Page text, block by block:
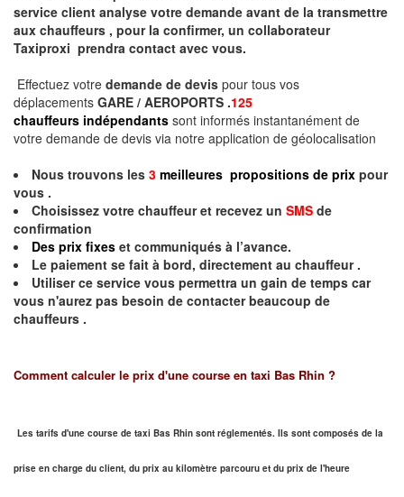
service client analyse votre demande avant de la transmettre
aux chauffeurs , pour la confirmer, un collaborateur
Taxiproxi prendra contact avec vous.
Effectuez votre demande de devis pour tous vos
déplacements GARE / AEROPORTS .125
chauffeurs indépendants sont informés instantanément de
votre demande de devis via notre application de géolocalisation
Nous trouvons les 3 meilleures propositions de prix pour
vous .
Choisissez votre chauffeur et recevez un SMS de
confirmation
Des prix fixes et communiqués à l’avance.
Le paiement se fait à bord, directement au chauffeur .
Utiliser ce service vous permettra un gain de temps car
vous n'aurez pas besoin de contacter beaucoup de
chauffeurs .
Comment calculer le prix d'une course en taxi Bas Rhin ?
Les tarifs d'une course de taxi Bas Rhin sont réglementés. Ils sont composés de la
prise en charge du client, du prix au kilomètre parcouru et du prix de l'heure